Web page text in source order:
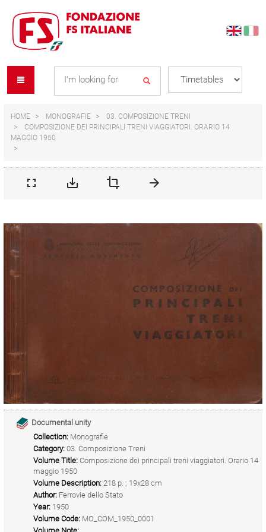
content
navigation
menu
HOME MONOGRAFIE
03. COMPOSIZIONE TRENI
COMPOSIZIONE DEI PRINCIPALI TRENI VIAGGIATORI. ORARIO 14
MAGGIO 1950
Documental unity
Collection: Monografie
Category: 03. Composizione Treni
Volume Title: Composizione dei principali treni viaggiatori. Orario 14
maggio 1950
Volume Description: 218 p. ; 19x28 cm
Author: Ferrovie dello Stato
Year: 1950
Volume Code: MO_COM_1950_0001